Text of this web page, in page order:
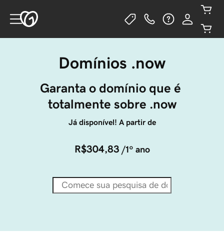
Domínios .now
Garanta o domínio que é
totalmente sobre .now
Já disponível! A partir de
R$304,83 /1º ano